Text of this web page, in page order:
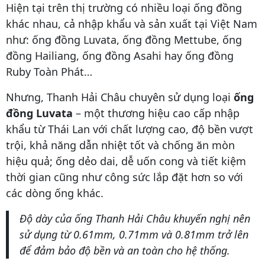
Hiện tại trên thị trường có nhiều loại ống đồng
khác nhau, cả nhập khẩu và sản xuất tại Việt Nam
như: ống đồng Luvata, ống đồng Mettube, ống
đồng Hailiang, ống đồng Asahi hay ống đồng
Ruby Toàn Phát…
Nhưng, Thanh Hải Châu chuyên sử dụng loại ống
đồng Luvata – một thương hiệu cao cấp nhập
khẩu từ Thái Lan với chất lượng cao, độ bền vượt
trội, khả năng dẫn nhiệt tốt và chống ăn mòn
hiệu quả; ống dẻo dai, dễ uốn cong và tiết kiệm
thời gian cũng như công sức lắp đặt hơn so với
các dòng ống khác.
Độ dày của ống Thanh Hải Châu khuyến nghị nên
sử dụng từ 0.61mm, 0.71mm và 0.81mm trở lên
để đảm bảo độ bền và an toàn cho hệ thống.